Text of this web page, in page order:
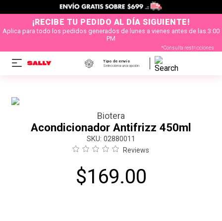
¡RECIBE TU PEDIDO AL DÍA SIGUIENTE!
Aplica para todo los pedidos generados de lunes a vienes antes de las 3:00
PM
*Consulta restricciones
Tipo de envío
Selecciona una opción
Biotera
Acondicionador Antifrizz 450ml
: 02880011
Reviews
$169.00